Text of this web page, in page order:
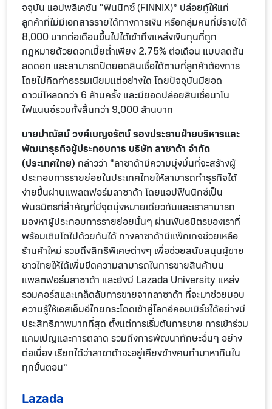
จจุบัน แอปพลิเคชัน “ฟินนิกซ์ (FINNIX)” ปล่อยกู้ให้แก่
ลูกค้าที่ไม่มีเอกสารรายได้ทางการเงิน หรือกลุ่มคนที่มีรายได้
8,000 บาทต่อเดือนขึ้นไปได้เข้าถึงแหล่งเงินทุนที่ถูก
กฎหมายด้วยดอกเบี้ยต่ำเพียง 2.75% ต่อเดือน แบบลดต้น
ลดดอก และสามารถปิดยอดสินเชื่อได้ตามที่ลูกค้าต้องการ
โดยไม่คิดค่าธรรมเนียมแต่อย่างใด โดยปัจจุบันมียอด
ดาวน์โหลดกว่า 6 ล้านครั้ง และมียอดปล่อยสินเชื่อนาโน
ไฟแนนซ์รวมทั้งสิ้นกว่า 9,000 ล้านบาท
นายปาณัสม์ วงศ์เบญจรัตน์ รองประธานฝ่ายบริหารและ
พัฒนาธุรกิจผู้ประกอบการ บริษัท ลาซาด้า จำกัด
(ประเทศไทย) กล่าวว่า “ลาซาด้ามีความมุ่งมั่นที่จะสร้างผู้
ประกอบการรายย่อยในประเทศไทยให้สามารถทำธุรกิจได้
ง่ายขึ้นผ่านแพลตฟอร์มลาซาด้า โดยแอปฟินนิกซ์เป็น
พันธมิตรที่สำคัญที่มีจุดมุ่งหมายเดียวกันและเราสามารถ
มองหาผู้ประกอบการรายย่อยนั้นๆ ผ่านพันธมิตรของเราที่
พร้อมเติบโตไปด้วยกันได้ ทางลาซาด้ามีแพ็กเกจช่วยเหลือ
ร้านค้าใหม่ รวมถึงสิทธิพิเศษต่างๆ เพื่อช่วยสนับสนุนผู้ขาย
ชาวไทยให้ได้เพิ่มขีดความสามารถในการขายสินค้าบน
แพลตฟอร์มลาซาด้า และยังมี Lazada University แหล่ง
รวมคอร์สและเคล็ดลับการขายจากลาซาด้า ที่จะมาช่วยมอบ
ความรู้ให้เอสเอ็มอีไทยกระโดดเข้าสู่โลกอีคอมเมิร์ชได้อย่างมี
ประสิทธิภาพมากที่สุด ตั้งแต่การเริ่มต้นการขาย การเข้าร่วม
แคมเปญและการตลาด รวมถึงการพัฒนาทักษะอื่นๆ อย่าง
ต่อเนื่อง เรียกได้ว่าลาซาด้าจะอยู่เคียงข้างคนทำมาหากินใน
ทุกขั้นตอน”
Lazada